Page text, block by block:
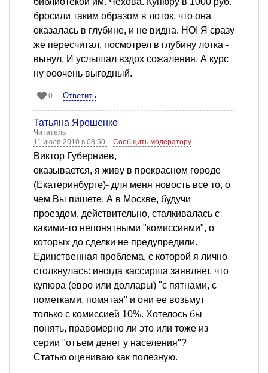
бросили таким образом в лоток, что она
оказалась в глубине, и не видна. НО! Я сразу
же пересчитал, посмотрел в глубину лотка -
вынул. И услышал вздох сожаления. А курс
ну ооочень выгодный.
0 Ответить
Татьяна Ярошенко
Читатель
11 июля 2010 в 08:50
Сообщить модератору
Виктор Губерниев,
оказывается, я живу в прекрасном городе
(Екатеринбурге)- для меня новость все то, о
чем Вы пишете. А в Москве, будучи
проездом, действительно, сталкивалась с
какими-то непонятными "комиссиями", о
которых до сделки не предупредили.
Единственная проблема, с которой я лично
столкнулась: иногда кассирша заявляет, что
купюра (евро или доллары) "с пятнами, с
пометками, помятая" и они ее возьмут
только с комиссией 10%. Хотелось бы
понять, правомерно ли это или тоже из
серии "отъем денег у населения"?
Статью оцениваю как полезную.